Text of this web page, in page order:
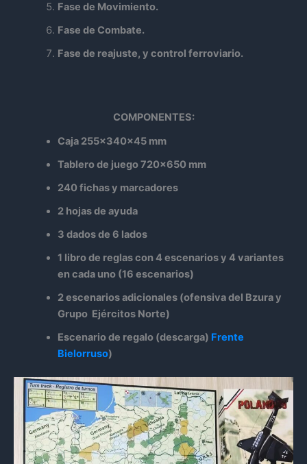
Fase de Movimiento.
Fase de Combate.
Fase de reajuste, y control ferroviario.
COMPONENTES:
Caja 255x340x45 mm
Tablero de juego 720×650 mm
240 fichas y marcadores
2 hojas de ayuda
3 dados de 6 lados
1 libro de reglas con 4 escenarios y 4 variantes
en cada uno (16 escenarios)
2 escenarios adicionales (ofensiva del Bzura y
Grupo Ejércitos Norte)
Escenario de regalo (descarga) Frente
Bielorruso)